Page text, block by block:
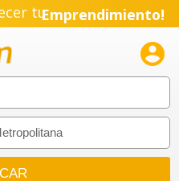
tuEmprendimiento!
